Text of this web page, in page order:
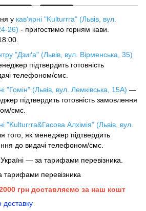
у кав‘ярні "Kulturrra" (Львів, вул.
26) - пригостимо горням кави.
"Дзиґа" (Львів, вул. Вірменська, 35)
підтвердить готовність
телефоном/смс.
"Гомін" (Львів, вул. Лемківська, 15А) —
підтвердить готовність замовлення
смс.
"Kulturrra&Гасова Алхімія" (Львів, вул.
того, як менеджер підтвердить
до видачі телефоном/смс.
— за тарифами перевізника.
перевізника
грн доставляємо за наш кошт
доставку